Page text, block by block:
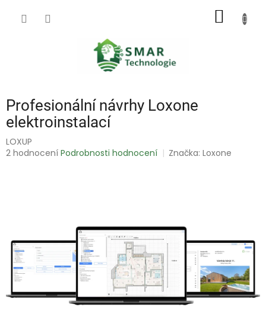
Profesionální návrhy Loxone
elektroinstalací
LOXUP
Průměrné
2 hodnocení Podrobnosti hodnocení Značka:Loxone